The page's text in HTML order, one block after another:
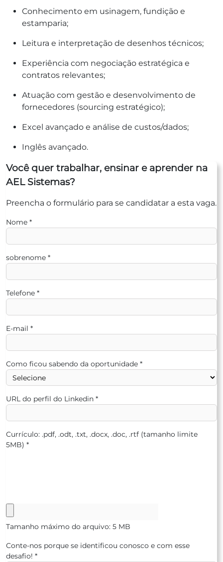
Conhecimento em usinagem, fundição e
estamparia;
Leitura e interpretação de desenhos técnicos;
Experiência com negociação estratégica e
contratos relevantes;
Atuação com gestão e desenvolvimento de
fornecedores (sourcing estratégico);
Excel avançado e análise de custos/dados;
Inglês avançado.
Você quer trabalhar, ensinar e aprender na
AEL Sistemas?
Preencha o formulário para se candidatar a esta vaga.
Nome *
sobrenome *
Telefone *
E-mail *
Como ficou sabendo da oportunidade *
URL do perfil do Linkedin *
Currículo: .pdf, .odt, .txt, .docx, .doc, .rtf (tamanho limite
5MB) *
Tamanho máximo do arquivo: 5 MB
Conte-nos porque se identificou conosco e com esse
desafio! *